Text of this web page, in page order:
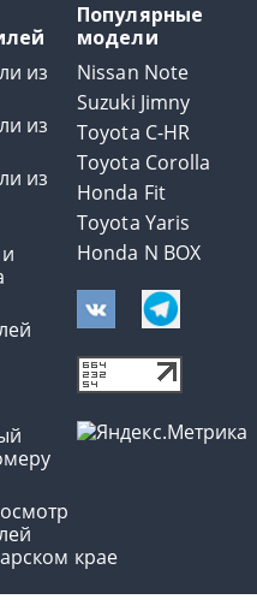
из
из
из
крае
Популярные
модели
Nissan Note
Suzuki Jimny
Toyota C-HR
Toyota Corolla
Honda Fit
Toyota Yaris
Honda N BOX